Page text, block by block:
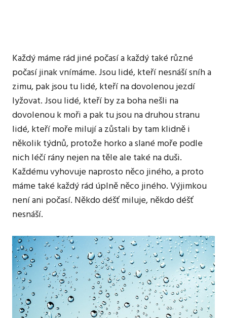
je
takový.
Jako
ten
náš.
Každý máme rád jiné počasí a každý také různé
počasí jinak vnímáme. Jsou lidé, kteří nesnáší sníh a
zimu, pak jsou tu lidé, kteří na dovolenou jezdí
lyžovat. Jsou lidé, kteří by za boha nešli na
dovolenou k moři a pak tu jsou na druhou stranu
lidé, kteří moře milují a zůstali by tam klidně i
několik týdnů, protože horko a slané moře podle
nich léčí rány nejen na těle ale také na duši.
Každému vyhovuje naprosto něco jiného, a proto
máme také každý rád úplně něco jiného. Výjimkou
není ani počasí. Někdo déšť miluje, někdo déšť
nesnáší.